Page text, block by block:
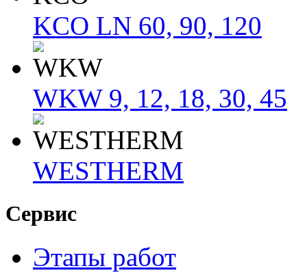
KCO LN 60, 90, 120
WKW 9, 12, 18, 30, 45
WESTHERM
Сервис
Этапы работ